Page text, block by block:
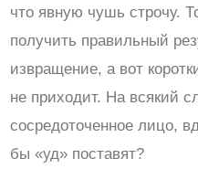
что явную чушь строчу.
получить правильный
извращение, а вот
не приходит. На всякий
сосредоточенное лицо,
бы «уд» поставят?